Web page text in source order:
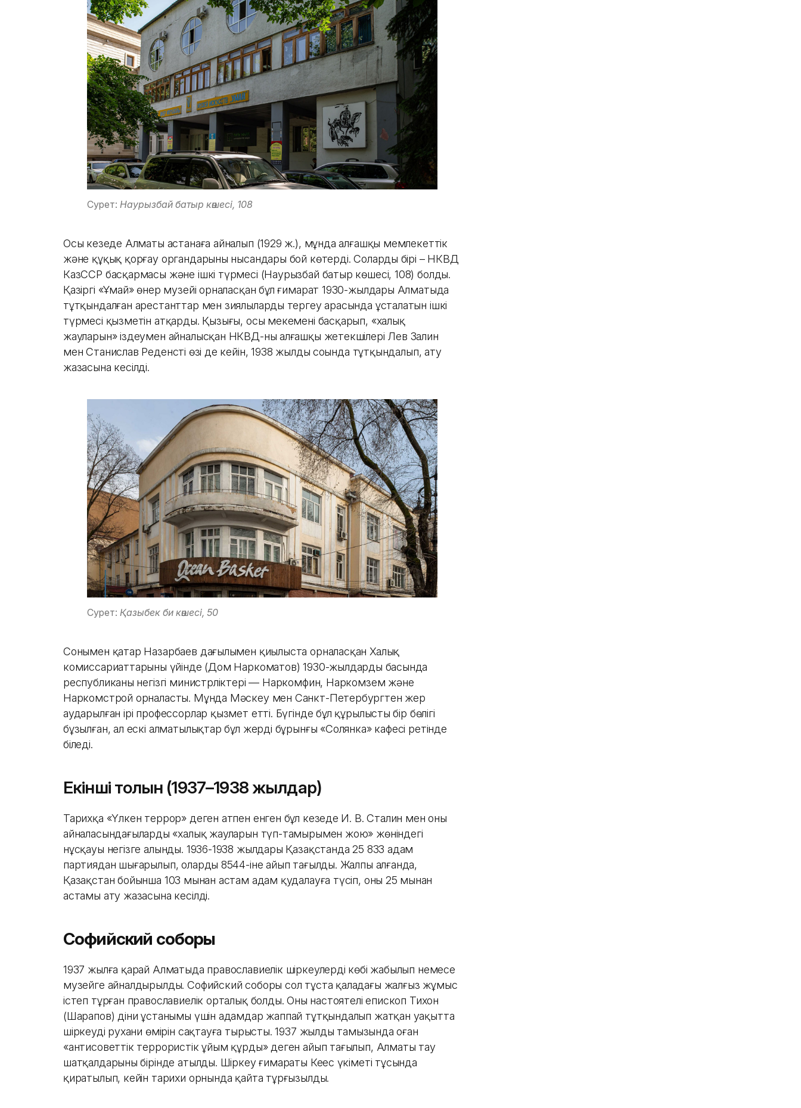
Сурет: Наурызбай батыр көшесі, 108
Осы кезеңде Алматы астанаға айналып (1929 ж.), мұнда алғашқы мемлекеттік
және құқық қорғау органдарының нысандары бой көтерді. Солардың бірі – НКВД
КазССР басқармасы және ішкі түрмесі (Наурызбай батыр көшесі, 108) болды.
Қазіргі «Ұмай» өнер музейі орналасқан бұл ғимарат 1930-жылдары Алматыда
тұтқындалған арестанттар мен зиялылардың тергеу арасында ұсталатын ішкі
түрмесі қызметін атқарды. Қызығы, осы мекемені басқарып, «халық
жауларын» іздеумен айналысқан НКВД-ның алғашқы жетекшілері Лев Залин
мен Станислав Реденстің өзі де кейін, 1938 жылдың соңында тұтқындалып, ату
жазасына кесілді.
Сурет: Қазыбек би көшесі, 50
Сонымен қатар Назарбаев даңғылымен қиылыста орналасқан Халық
комиссариаттарының үйінде (Дом Наркоматов) 1930-жылдардың басында
республиканың негізгі министрліктері — Наркомфин, Наркомзем және
Наркомстрой орналасты. Мұнда Мәскеу мен Санкт-Петербургтен жер
аударылған ірі профессорлар қызмет етті. Бүгінде бұл құрылыстың бір бөлігі
бұзылған, ал ескі алматылықтар бұл жерді бұрынғы «Солянка» кафесі ретінде
біледі.
Екінші толқын (1937–1938 жылдар)
Тарихқа «Үлкен террор» деген атпен енген бұл кезеңде И. В. Сталин мен оның
айналасындағылардың «халық жауларын түп-тамырымен жою» жөніндегі
нұсқауы негізге алынды. 1936-1938 жылдары Қазақстанда 25 833 адам
партиядан шығарылып, олардың 8544-іне айып тағылды. Жалпы алғанда,
Қазақстан бойынша 103 мыңнан астам адам қудалауға түсіп, оның 25 мыңнан
астамы ату жазасына кесілді.
Софийский соборы
1937 жылға қарай Алматыда православиелік шіркеулердің көбі жабылып немесе
музейге айналдырылды. Софийский соборы сол тұста қаладағы жалғыз жұмыс
істеп тұрған православиелік орталық болды. Оның настоятелі епископ Тихон
(Шарапов) діни ұстанымы үшін адамдар жаппай тұтқындалып жатқан уақытта
шіркеудің рухани өмірін сақтауға тырысты. 1937 жылдың тамызында оған
«антисоветтік террористік ұйым құрды» деген айып тағылып, Алматы тау
шатқалдарының бірінде атылды. Шіркеу ғимараты Кеңес үкіметі тұсында
қиратылып, кейін тарихи орнында қайта тұрғызылды.